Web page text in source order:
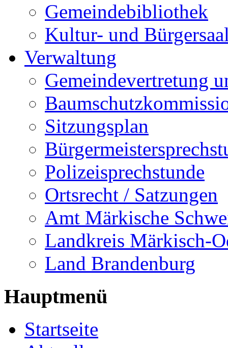
Gemeindebibliothek
Kultur- und
Verwaltung
Gemeindevertretung
Sitzungsplan
Polizeisprechstunde
Ortsrecht / Satzungen
Amt Märkische
Landkreis Märkisch-
Land Brandenburg
Hauptmenü
Startseite